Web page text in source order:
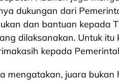
dukungan dari
dan bantuan kepada
dilaksanakan. Untuk itu
kepada
mengatakan, juara